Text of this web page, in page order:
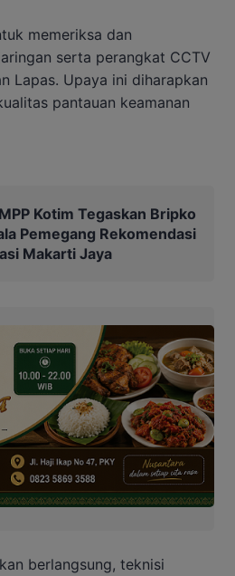
memeriksa dan
serta perangkat CCTV
Lapas. Upaya ini diharapkan
pantauan keamanan
Kotim Tegaskan Bripko
Pemegang Rekomendasi
Makarti Jaya
berlangsung, teknisi